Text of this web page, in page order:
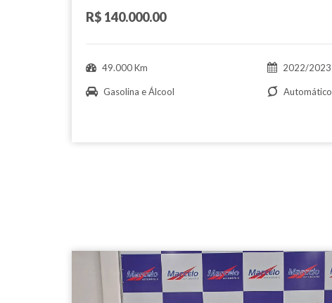
R$ 140.000.00
49.000 Km 2022/2023
Gasolina e Álcool Automático